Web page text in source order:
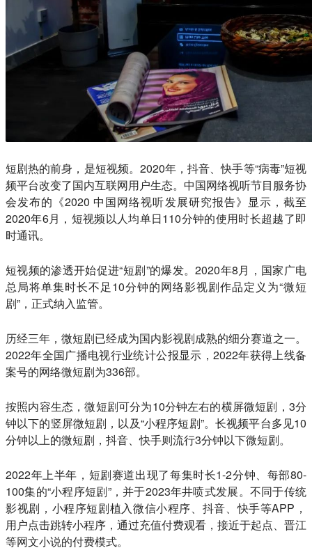
短剧热的前身，是短视频。2020年，抖音、快手等“病毒”短视
频平台改变了国内互联网用户生态。中国网络视听节目服务协
会发布的《2020 中国网络视听发展研究报告》显示，截至
2020年6月，短视频以人均单日110分钟的使用时长超越了即
时通讯。
短视频的渗透开始促进“短剧”的爆发。2020年8月，国家广电
总局将单集时长不足10分钟的网络影视剧作品定义为“微短
剧”，正式纳入监管。
历经三年，微短剧已经成为国内影视剧成熟的细分赛道之一。
2022年全国广播电视行业统计公报显示，2022年获得上线备
案号的网络微短剧为336部。
按照内容生态，微短剧可分为10分钟左右的横屏微短剧，3分
钟以下的竖屏微短剧，以及“小程序短剧”。长视频平台多见10
分钟以上的微短剧，抖音、快手则流行3分钟以下微短剧。
2022年上半年，短剧赛道出现了每集时长1-2分钟、每部80-
100集的“小程序短剧”，并于2023年井喷式发展。不同于传统
影视剧，小程序短剧植入微信小程序、抖音、快手等APP，
用户点击跳转小程序，通过充值付费观看，接近于起点、晋江
等网文小说的付费模式。